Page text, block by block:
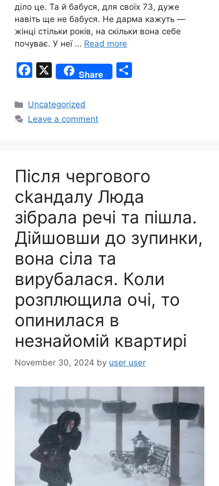
діло це. Та й бабуся, для своїх 73, дуже
навіть ще не бабуся. Не дарма кажуть —
жінці стільки років, на скільки вона себе
почуває. У неї … Read more
F
c
e
k
X Share
Categories
Uncategorized
Leave a comment
Після чергового
сkандалу Люда
зібрала речі та пішла.
Дійшовши до зупинки,
вона сіла та
вирубалася. Коли
розплющила очі, то
опинилася в
незнайомій квартирі
November 30, 2024 by user user